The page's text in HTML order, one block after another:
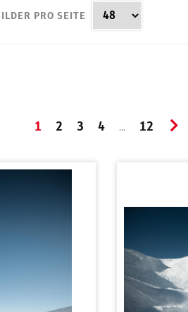
PRO SEITE
1 2 3 4 ... 12